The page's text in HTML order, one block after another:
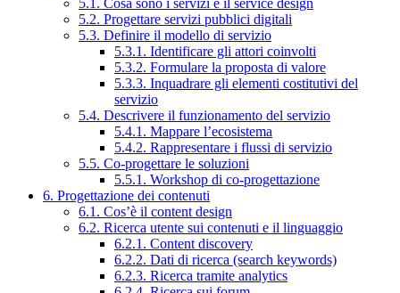
5.1. Cosa sono i servizi e il service design
5.2. Progettare servizi pubblici digitali
5.3. Definire il modello di servizio
5.3.1. Identificare gli attori coinvolti
5.3.2. Formulare la proposta di valore
5.3.3. Inquadrare gli elementi costitutivi del
servizio
5.4. Descrivere il funzionamento del servizio
5.4.1. Mappare l’ecosistema
5.4.2. Rappresentare i flussi di servizio
5.5. Co-progettare le soluzioni
5.5.1. Workshop di co-progettazione
6. Progettazione dei contenuti
6.1. Cos’è il content design
6.2. Ricerca utente sui contenuti e il linguaggio
6.2.1. Content discovery
6.2.2. Dati di ricerca (search keywords)
6.2.3. Ricerca tramite analytics